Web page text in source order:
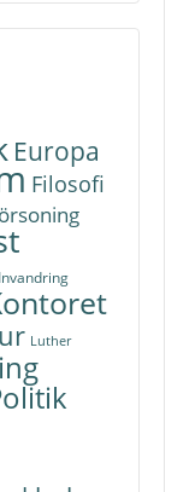
Europa
Filosofi
Invandring
Luther